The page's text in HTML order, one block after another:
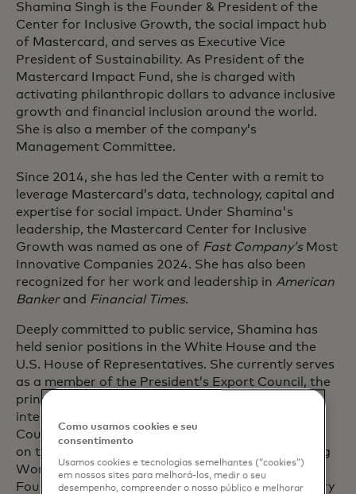
Shamina Singh is the Founder & President of the
Center for Inclusive Growth, the social impact hub
of Mastercard, and serves as Executive Vice
President of Sustainability. As President of the
Mastercard Impact Fund, she is charged with
activating philanthropic dollars to advance inclusive
growth and financial inclusion around the world.
She is also a member of the company’s
Management Committee.
Since 2014, she has led the Center with a remit to
leverage Mastercard’s data, technology, capital and
expertise for social impact. Under Shamina's
leadership, the Mastercard Center for Inclusive
Growth was named as one of Fast Company’sMost
Innovative Companies 2024. She has also been
recognized for her work and leadership in American
Bankerand Financial Times.
Deeply committed to public service, Shamina has
held senior positions in the White House and the
U.S. House of Representatives. She currently serves
as a member of the President’s Export Council, the
principal national advisory committee on
international trade. Shamina co-chairs the Ad
Council of America’s Advisory Committee and sits
on the board of the Ann Richards School for Young
Women Leaders and The Asian American
Foundation (TAAF). She also serves on the advisory
Como usamos cookies e seu
consentimento
Usamos cookies e tecnologias semelhantes (“cookies”)
em nossos sites para melhorá-los, medir o seu
desempenho, compreender o nosso público e melhorar